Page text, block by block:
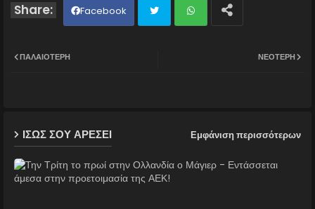
Facebook
p
ΝΕΌΤΕΡΗ
ΠΑΛΑΙΌΤΕΡΗ
ΙΣΩΣ ΣΟΥ ΑΡΕΣΕΙ Εμφάνιση περισσότερων